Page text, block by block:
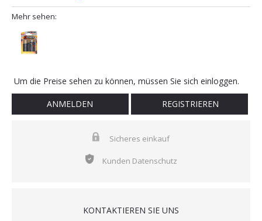
Mehr sehen:
Um die Preise sehen zu können, müssen Sie sich einloggen.
ANMELDEN REGISTRIEREN
Sicheres einkauf
Kunden Datenschutz
KONTAKTIEREN SIE UNS